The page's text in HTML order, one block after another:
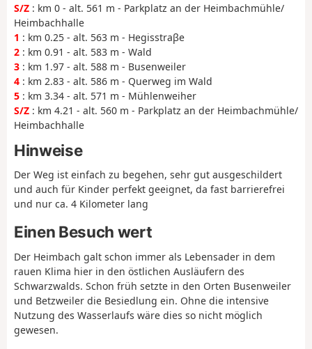
S/Z : km 0 - alt. 561 m - Parkplatz an der Heimbachmühle/
Heimbachhalle
1 : km 0.25 - alt. 563 m - Hegisstraβe
2 : km 0.91 - alt. 583 m - Wald
3 : km 1.97 - alt. 588 m - Busenweiler
4 : km 2.83 - alt. 586 m - Querweg im Wald
5 : km 3.34 - alt. 571 m - Mühlenweiher
S/Z : km 4.21 - alt. 560 m - Parkplatz an der Heimbachmühle/
Heimbachhalle
Hinweise
Der Weg ist einfach zu begehen, sehr gut ausgeschildert
und auch für Kinder perfekt geeignet, da fast barrierefrei
und nur ca. 4 Kilometer lang
Einen Besuch wert
Der Heimbach galt schon immer als Lebensader in dem
rauen Klima hier in den östlichen Ausläufern des
Schwarzwalds. Schon früh setzte in den Orten Busenweiler
und Betzweiler die Besiedlung ein. Ohne die intensive
Nutzung des Wasserlaufs wäre dies so nicht möglich
gewesen.